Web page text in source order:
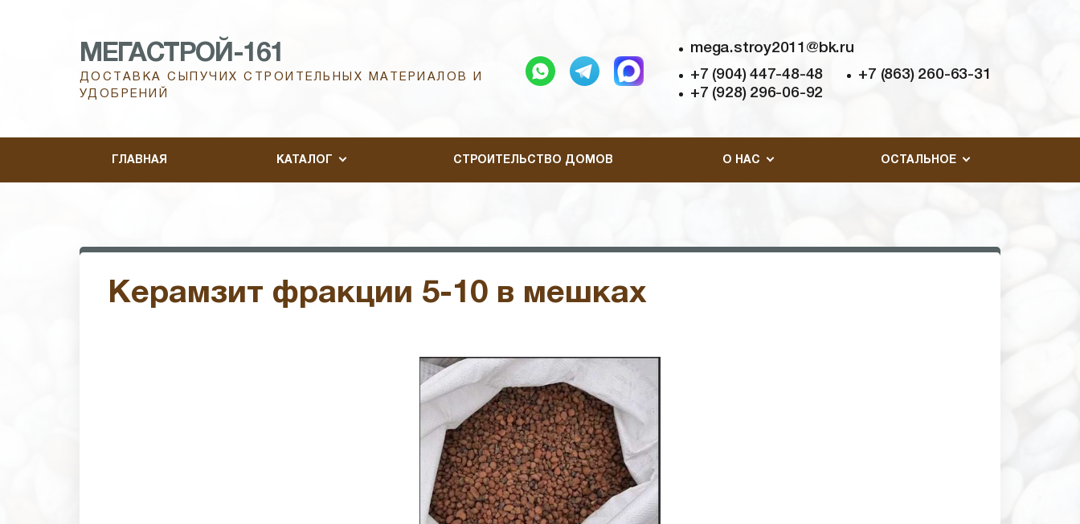
МЕГАСТРОЙ-161
ДОСТАВКА СЫПУЧИХ СТРОИТЕЛЬНЫХ МАТЕРИАЛОВ И
УДОБРЕНИЙ
mega.stroy2011@bk.ru
+7 (904) 447-48-48
+7 (863) 260-63-31
+7 (928) 296-06-92
ГЛАВНАЯ КАТАЛОГ СТРОИТЕЛЬСТВО ДОМОВ О НАС ОСТАЛЬНОЕ
Керамзит фракции 5-10 в мешках